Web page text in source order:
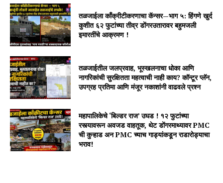
तळजाईला काँक्रीटीकरणाचा कॅन्सर—भाग ५: हिंगणे खुर्द
कुशीत ६२ फुटांच्या तीव्र डोंगरउतारावर बहुमजली
इमारतींचे आक्रमण !
तळजाईतील जलप्रवाह, भूस्खलनाचा धोका आणि
नागरिकांची सुरक्षितता महत्वाची नाही काय? कॉन्टूर प्लॅन,
उपग्रह प्रतिमा आणि मंजूर नकाशांनी वाढवले प्रश्न
महापालिकेचे ‘बिल्डर राज’ उघड ! १२ फुटांच्या
रस्त्यावरून अवजड वाहतूक, थेट डोंगरमाथ्यावर PMC
ची कुऱ्हाड अन PMC च्याच गाड्यांकडून राडारोड्याचा
भराव!